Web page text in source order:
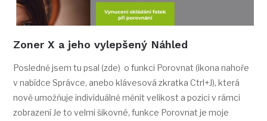
Zoner X a jeho vylepšený Náhled
Posledně jsem tu psal (zde) o funkci Porovnat (ikona nahoře
v nabídce Správce, anebo klávesová zkratka Ctrl+J), která
nově umožňuje individuálně měnit velikost a pozici v rámci
zobrazení Je to velmi šikovné, funkce Porovnat je moje